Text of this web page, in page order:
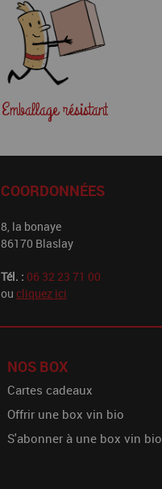
Emballagerésistant
COORDONNÉES
8, la bonaye
86170 Blaslay
Tél. : 06 32 23 71 00
ou cliquez ici
NOS BOX
Cartes cadeaux
Offrir une box vin bio
S'abonner à une box vin bio